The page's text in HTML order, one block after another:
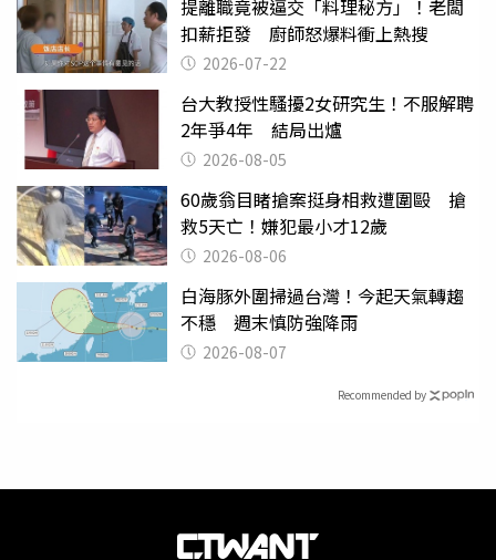
提離職竟被逼交「料理秘方」！老闆
扣薪拒發 廚師怒爆料衝上熱搜
2026-07-22
台大教授性騷擾2女研究生！不服解聘
2年爭4年 結局出爐
2026-08-05
60歲翁目睹搶案挺身相救遭圍毆 搶
救5天亡！嫌犯最小才12歲
2026-08-06
白海豚外圍掃過台灣！今起天氣轉趨
不穩 週末慎防強降雨
2026-08-07
Recommended by